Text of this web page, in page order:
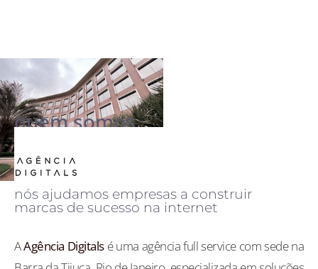
quem somos
nós ajudamos empresas a construir
marcas de sucesso na internet
AAgência Digitalsé uma agência full service com sede na